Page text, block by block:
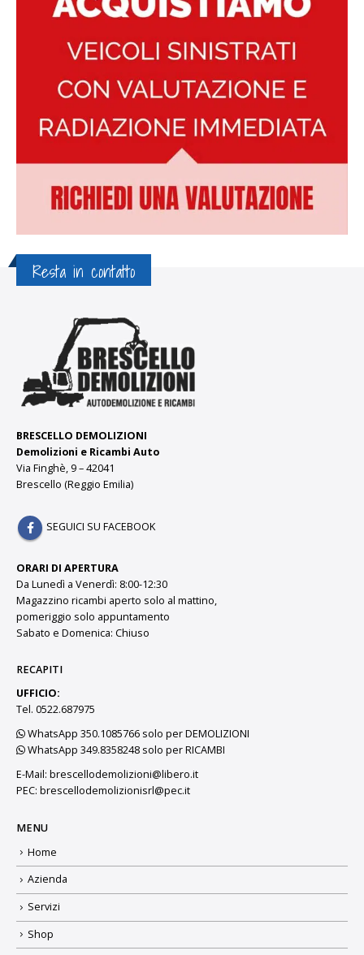
Resta in contatto
BRESCELLO DEMOLIZIONI
Demolizioni e Ricambi Auto
Via Finghè, 9 – 42041
Brescello (Reggio Emilia)
SEGUICI SU FACEBOOK
ORARI DI APERTURA
Da Lunedì a Venerdì: 8:00-12:30
Magazzino ricambi aperto solo al mattino,
pomeriggio solo appuntamento
Sabato e Domenica: Chiuso
RECAPITI
UFFICIO:
Tel. 0522.687975
WhatsApp 350.1085766 solo per DEMOLIZIONI
WhatsApp 349.8358248 solo per RICAMBI
E-Mail: brescellodemolizioni@libero.it
PEC: brescellodemolizionisrl@pec.it
MENU
Home
Azienda
Servizi
Shop